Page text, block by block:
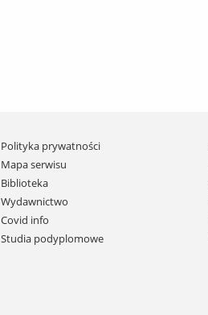
Pomiń
nawigację
i
przejdź
do
treści
Polityka prywatności
Mapa serwisu
Biblioteka
Wydawnictwo
Covid info
Studia podyplomowe